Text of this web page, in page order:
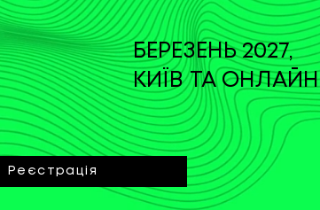
БЕРЕЗЕНЬ 2027,
КИЇВ ТА ОНЛАЙН
Реєстрація